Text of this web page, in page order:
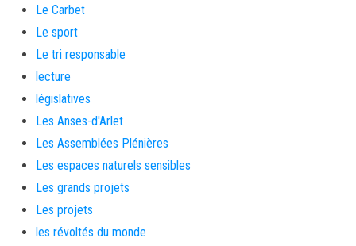
Le Carbet
Le sport
Le tri responsable
lecture
législatives
Les Anses-d'Arlet
Les Assemblées Plénières
Les espaces naturels sensibles
Les grands projets
Les projets
les révoltés du monde